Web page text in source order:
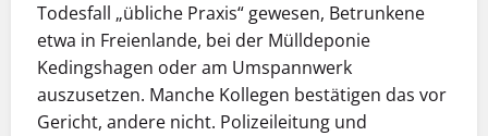
Todesfall „übliche Praxis“ gewesen, Betrunkene
etwa in Freienlande, bei der Mülldeponie
Kedingshagen oder am Umspannwerk
auszusetzen. Manche Kollegen bestätigen das vor
Gericht, andere nicht. Polizeileitung und